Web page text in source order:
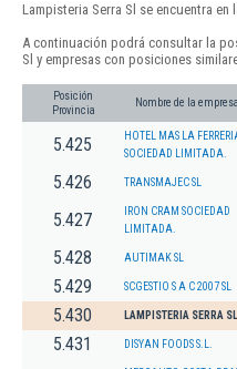
Lampisteria Serra Sl se encuentra
A continuación podrá consultar la
Sl y empresas con posiciones
Posición
Provincia
Nombre de la empresa
5.425
HOTEL MAS LA
SOCIEDAD LIMITADA.
5.426 TRANSMAJEC SL
5.427
IRON CRAM SOCIEDAD
LIMITADA.
5.428 AUTIMAK SL
5.429 SCGESTIO S A C 2007 SL
5.430 LAMPISTERIA SERRA SL
5.431 DISYAN FOODS S.L.